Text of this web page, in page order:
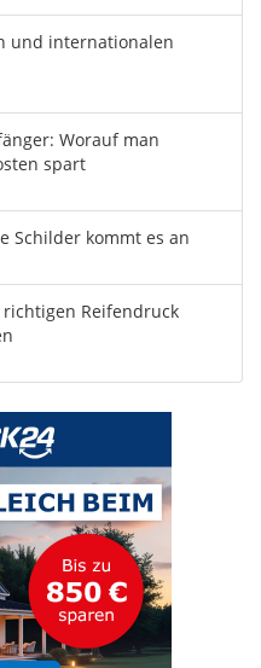
und internationalen
Worauf man
spart
Schilder kommt es an
Reifendruck